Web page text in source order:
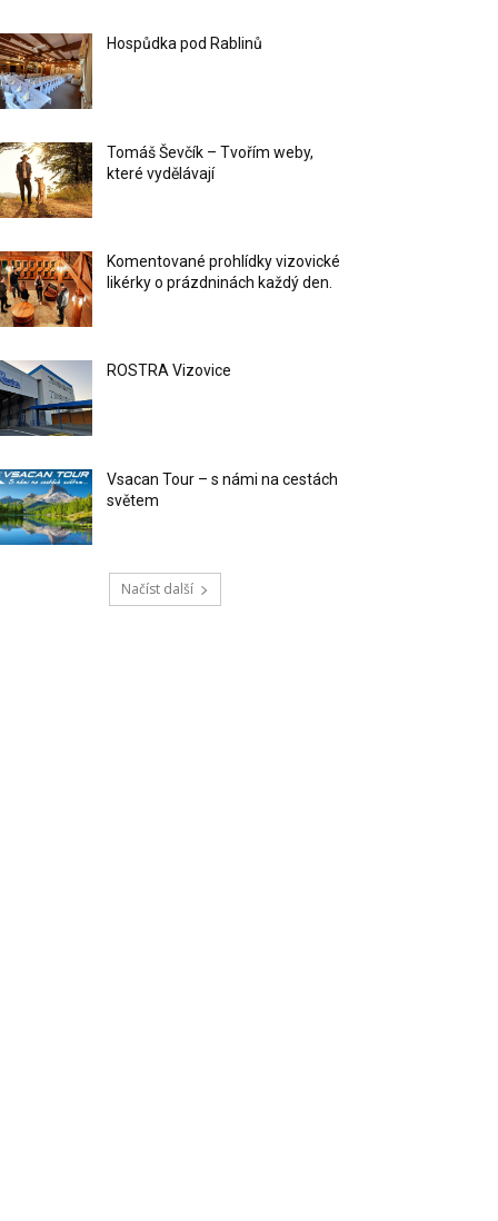
Hospůdka pod Rablinů
Tomáš Ševčík – Tvořím weby,
které vydělávají
Komentované prohlídky vizovické
likérky o prázdninách každý den.
ROSTRA Vizovice
Vsacan Tour – s námi na cestách
světem
Načíst další